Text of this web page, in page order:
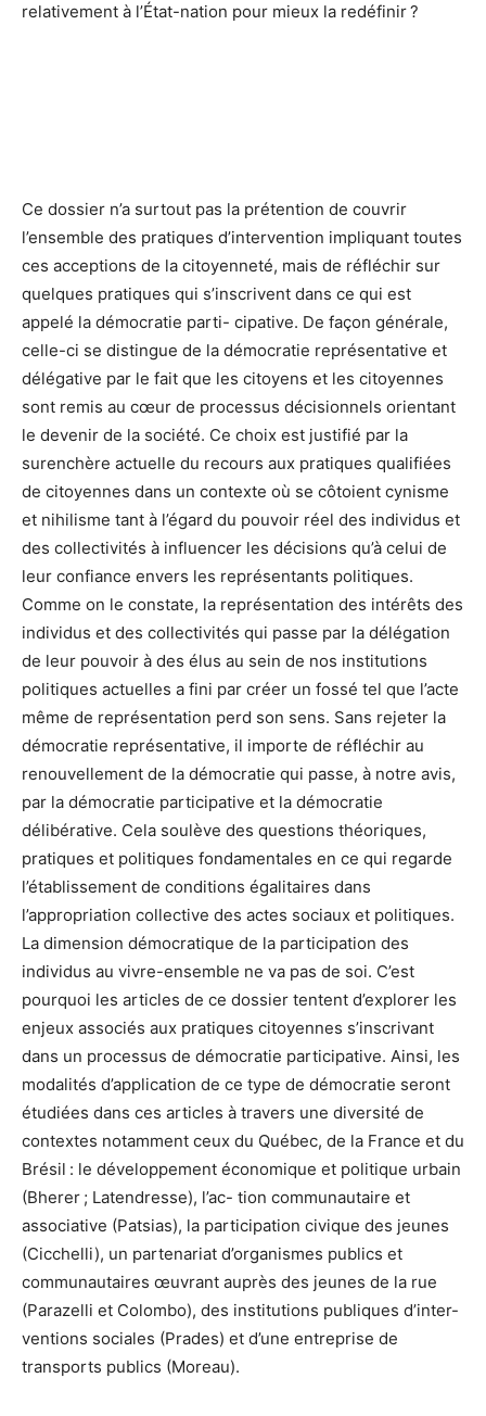
relativement à l’État-nation pour mieux la redéfinir ?
Ce dossier n’a surtout pas la prétention de couvrir
l’ensemble des pratiques d’intervention impliquant toutes
ces acceptions de la citoyenneté, mais de réfléchir sur
quelques pratiques qui s’inscrivent dans ce qui est
appelé la démocratie parti- cipative. De façon générale,
celle-ci se distingue de la démocratie représentative et
délégative par le fait que les citoyens et les citoyennes
sont remis au cœur de processus décisionnels orientant
le devenir de la société. Ce choix est justifié par la
surenchère actuelle du recours aux pratiques qualifiées
de citoyennes dans un contexte où se côtoient cynisme
et nihilisme tant à l’égard du pouvoir réel des individus et
des collectivités à influencer les décisions qu’à celui de
leur confiance envers les représentants politiques.
Comme on le constate, la représentation des intérêts des
individus et des collectivités qui passe par la délégation
de leur pouvoir à des élus au sein de nos institutions
politiques actuelles a fini par créer un fossé tel que l’acte
même de représentation perd son sens. Sans rejeter la
démocratie représentative, il importe de réfléchir au
renouvellement de la démocratie qui passe, à notre avis,
par la démocratie participative et la démocratie
délibérative. Cela soulève des questions théoriques,
pratiques et politiques fondamentales en ce qui regarde
l’établissement de conditions égalitaires dans
l’appropriation collective des actes sociaux et politiques.
La dimension démocratique de la participation des
individus au vivre-ensemble ne va pas de soi. C’est
pourquoi les articles de ce dossier tentent d’explorer les
enjeux associés aux pratiques citoyennes s’inscrivant
dans un processus de démocratie participative. Ainsi, les
modalités d’application de ce type de démocratie seront
étudiées dans ces articles à travers une diversité de
contextes notamment ceux du Québec, de la France et du
Brésil : le développement économique et politique urbain
(Bherer ; Latendresse), l’ac- tion communautaire et
associative (Patsias), la participation civique des jeunes
(Cicchelli), un partenariat d’organismes publics et
communautaires œuvrant auprès des jeunes de la rue
(Parazelli et Colombo), des institutions publiques d’inter-
ventions sociales (Prades) et d’une entreprise de
transports publics (Moreau).